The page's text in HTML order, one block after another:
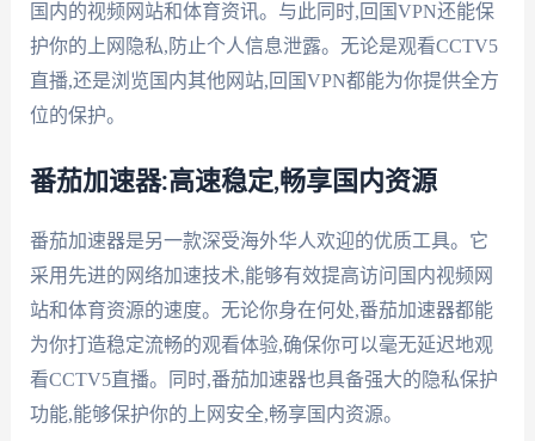
国内的视频网站和体育资讯。与此同时,回国VPN还能保
护你的上网隐私,防止个人信息泄露。无论是观看CCTV5
直播,还是浏览国内其他网站,回国VPN都能为你提供全方
位的保护。
番茄加速器:高速稳定,畅享国内资源
番茄加速器是另一款深受海外华人欢迎的优质工具。它
采用先进的网络加速技术,能够有效提高访问国内视频网
站和体育资源的速度。无论你身在何处,番茄加速器都能
为你打造稳定流畅的观看体验,确保你可以毫无延迟地观
看CCTV5直播。同时,番茄加速器也具备强大的隐私保护
功能,能够保护你的上网安全,畅享国内资源。